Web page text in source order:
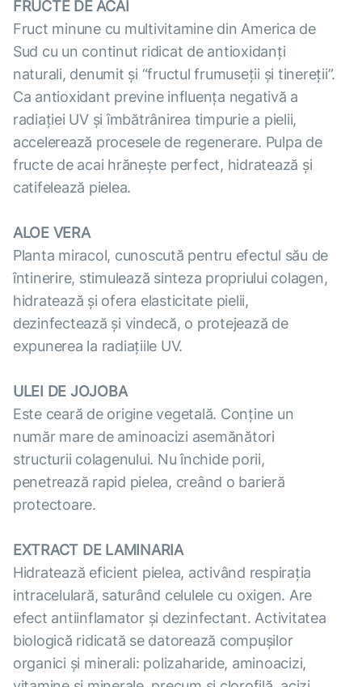
FRUCTE DE ACAI
Fruct minune cu multivitamine din America de
Sud cu un continut ridicat de antioxidanți
naturali, denumit și “fructul frumuseții și tinereții”.
Ca antioxidant previne influența negativă a
radiației UV și îmbătrânirea timpurie a pielii,
accelerează procesele de regenerare. Pulpa de
fructe de acai hrănește perfect, hidratează și
catifelează pielea.
ALOE VERA
Planta miracol, cunoscută pentru efectul său de
întinerire, stimulează sinteza propriului colagen,
hidratează și ofera elasticitate pielii,
dezinfectează și vindecă, o protejează de
expunerea la radiațiile UV.
ULEI DE JOJOBA
Este ceară de origine vegetală. Conține un
număr mare de aminoacizi asemănători
structurii colagenului. Nu închide porii,
penetrează rapid pielea, creând o barieră
protectoare.
EXTRACT DE LAMINARIA
Hidratează eficient pielea, activând respirația
intracelulară, saturând celulele cu oxigen. Are
efect antiinflamator și dezinfectant. Activitatea
biologică ridicată se datorează compușilor
organici și minerali: polizaharide, aminoacizi,